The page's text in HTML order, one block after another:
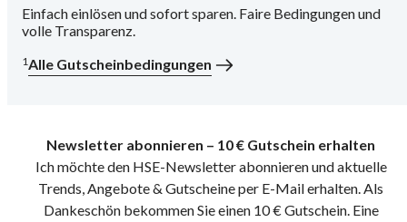
Einfach einlösen und sofort sparen. Faire Bedingungen und
volle Transparenz.
1Alle Gutscheinbedingungen
Newsletter abonnieren – 10 € Gutschein erhalten
Ich möchte den HSE-Newsletter abonnieren und aktuelle
Trends, Angebote & Gutscheine per E-Mail erhalten. Als
Dankeschön bekommen Sie einen 10 € Gutschein. Eine